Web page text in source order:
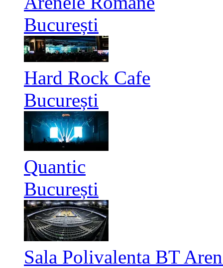
București
Hard Rock Cafe
București
Quantic
București
Sala Polivalenta BT